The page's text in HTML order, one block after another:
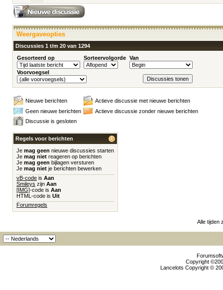
Weergaveopties
Discussies 1 t/m 20 van 1294
Gesorteerd op
Sorteervolgorde Van
Voorvoegsel
Nieuwe berichten
Actieve discussie met nieuwe berichten
Geen nieuwe berichten
Actieve discussie zonder nieuwe berichten
Discussie is gesloten
Regels voor berichten
Je mag geen nieuwe discussies starten
Je mag niet reageren op berichten
Je mag geen bijlagen versturen
Je mag niet je berichten bewerken
vB-code is Aan
Smileys zijn Aan
[IMG]-code is Aan
HTML-code is Uit
Forumregels
Alle tijden
Copyright
Lancelots Copyright ©